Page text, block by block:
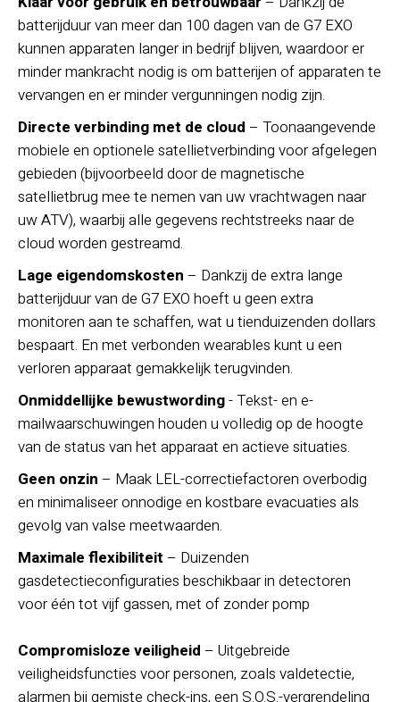
batterijduur van meer dan 100 dagen van de G7 EXO
kunnen apparaten langer in bedrijf blijven, waardoor er
minder mankracht nodig is om batterijen of apparaten te
vervangen en er minder vergunningen nodig zijn.
Directe verbinding met de cloud – Toonaangevende
mobiele en optionele satellietverbinding voor afgelegen
gebieden (bijvoorbeeld door de magnetische
satellietbrug mee te nemen van uw vrachtwagen naar
uw ATV), waarbij alle gegevens rechtstreeks naar de
cloud worden gestreamd.
Lage eigendomskosten – Dankzij de extra lange
batterijduur van de G7 EXO hoeft u geen extra
monitoren aan te schaffen, wat u tienduizenden dollars
bespaart. En met verbonden wearables kunt u een
verloren apparaat gemakkelijk terugvinden.
Onmiddellijke bewustwording- Tekst- en e-
mailwaarschuwingen houden u volledig op de hoogte
van de status van het apparaat en actieve situaties.
Geen onzin – Maak LEL-correctiefactoren overbodig
en minimaliseer onnodige en kostbare evacuaties als
gevolg van valse meetwaarden.
Maximale flexibiliteit – Duizenden
gasdetectieconfiguraties beschikbaar in detectoren
voor één tot vijf gassen, met of zonder pomp
Compromisloze veiligheid – Uitgebreide
veiligheidsfuncties voor personen, zoals valdetectie,
alarmen bij gemiste check-ins, een S.O.S.-vergrendeling